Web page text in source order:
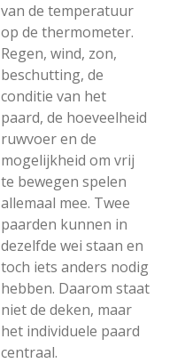
van de temperatuur
op de thermometer.
Regen, wind, zon,
beschutting, de
conditie van het
paard, de hoeveelheid
ruwvoer en de
mogelijkheid om vrij
te bewegen spelen
allemaal mee. Twee
paarden kunnen in
dezelfde wei staan en
toch iets anders nodig
hebben. Daarom staat
niet de deken, maar
het individuele paard
centraal.